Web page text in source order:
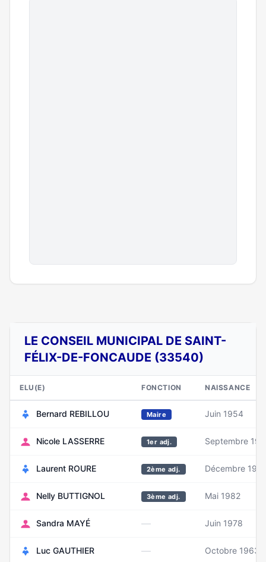
LE CONSEIL MUNICIPAL DE SAINT-
FÉLIX-DE-FONCAUDE (33540)
ELU(E) FONCTION NAISSANCE
Bernard REBILLOU Maire Juin 1954
Nicole LASSERRE 1er adj. Septembre
Laurent ROURE 2ème adj. Décembre
Nelly BUTTIGNOL 3ème adj. Mai 1982
Sandra MAYÉ — Juin 1978
Luc GAUTHIER — Octobre 1963